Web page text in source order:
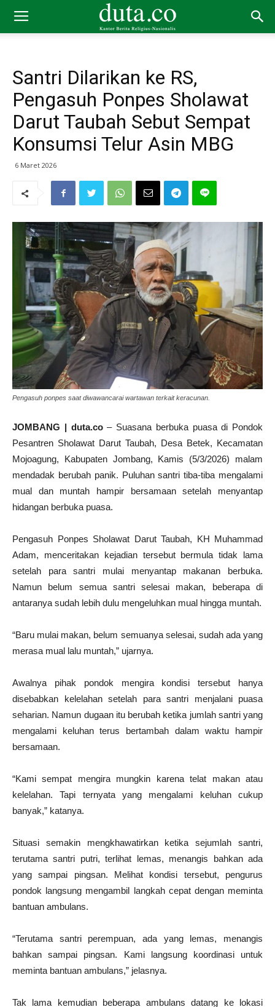
Santri Dilarikan ke RS,
Pengasuh Ponpes Sholawat
Darut Taubah Sebut Sempat
Konsumsi Telur Asin MBG
6 Maret 2026
Pengasuh ponpes saat diwawancarai wartawan terkait keracunan.
JOMBANG | duta.co– Suasana berbuka puasa di Pondok
Pesantren Sholawat Darut Taubah, Desa Betek, Kecamatan
Mojoagung, Kabupaten Jombang, Kamis (5/3/2026) malam
mendadak berubah panik. Puluhan santri tiba-tiba mengalami
mual dan muntah hampir bersamaan setelah menyantap
hidangan berbuka puasa.
Pengasuh Ponpes Sholawat Darut Taubah, KH Muhammad
Adam, menceritakan kejadian tersebut bermula tidak lama
setelah para santri mulai menyantap makanan berbuka.
Namun belum semua santri selesai makan, beberapa di
antaranya sudah lebih dulu mengeluhkan mual hingga muntah.
“Baru mulai makan, belum semuanya selesai, sudah ada yang
merasa mual lalu muntah,” ujarnya.
Awalnya pihak pondok mengira kondisi tersebut hanya
disebabkan kelelahan setelah para santri menjalani puasa
seharian. Namun dugaan itu berubah ketika jumlah santri yang
mengalami keluhan terus bertambah dalam waktu hampir
bersamaan.
“Kami sempat mengira mungkin karena telat makan atau
kelelahan. Tapi ternyata yang mengalami keluhan cukup
banyak,” katanya.
Situasi semakin mengkhawatirkan ketika sejumlah santri,
terutama santri putri, terlihat lemas, menangis bahkan ada
yang sampai pingsan. Melihat kondisi tersebut, pengurus
pondok langsung mengambil langkah cepat dengan meminta
bantuan ambulans.
“Terutama santri perempuan, ada yang lemas, menangis
bahkan sampai pingsan. Kami langsung koordinasi untuk
meminta bantuan ambulans,” jelasnya.
Tak lama kemudian beberapa ambulans datang ke lokasi